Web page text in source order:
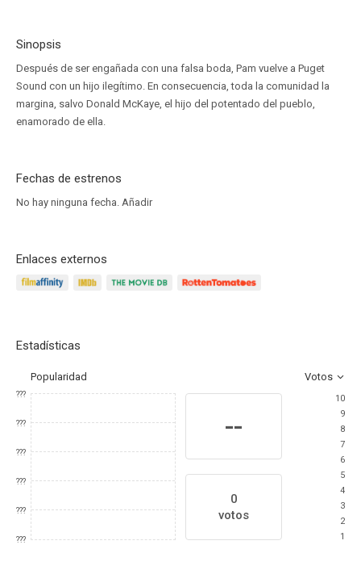
Sinopsis
Después de ser engañada con una falsa boda, Pam vuelve a Puget
Sound con un hijo ilegítimo. En consecuencia, toda la comunidad la
margina, salvo Donald McKaye, el hijo del potentado del pueblo,
enamorado de ella.
Fechas de estrenos
No hay ninguna fecha. Añadir
Enlaces externos
Estadísticas
Popularidad Votos
???
???
???
???
???
???
--
0
votos
10
9
8
7
6
5
4
3
2
1